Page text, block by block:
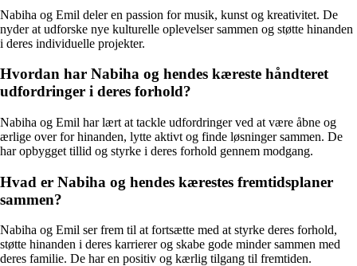
Nabiha og Emil deler en passion for musik, kunst og kreativitet. De
nyder at udforske nye kulturelle oplevelser sammen og støtte hinanden
i deres individuelle projekter.
Hvordan har Nabiha og hendes kæreste håndteret
udfordringer i deres forhold?
Nabiha og Emil har lært at tackle udfordringer ved at være åbne og
ærlige over for hinanden, lytte aktivt og finde løsninger sammen. De
har opbygget tillid og styrke i deres forhold gennem modgang.
Hvad er Nabiha og hendes kærestes fremtidsplaner
sammen?
Nabiha og Emil ser frem til at fortsætte med at styrke deres forhold,
støtte hinanden i deres karrierer og skabe gode minder sammen med
deres familie. De har en positiv og kærlig tilgang til fremtiden.